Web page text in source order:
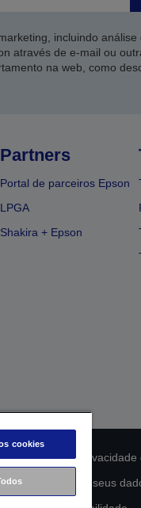
incluindo análise
através de e-mail ou
na web, como
Partners
Portal de parceiros Epson
LPGA
Shakira + Epson
Declaração de
nos sobre os seus
cookies